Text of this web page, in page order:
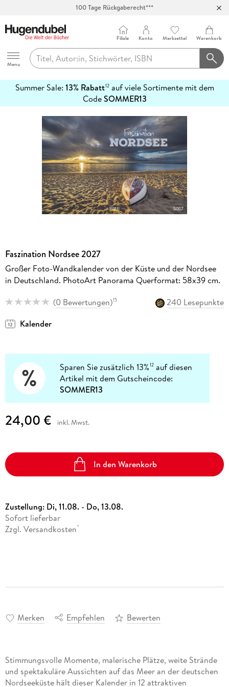
100 Tage Rückgaberecht***
Hugendubel
Menu
Filiale Konto Merkzettel Warenkorb
Summer Sale: 13% Rabatt12auf viele Sortimente mit dem
CodeSOMMER13
erfahren
Faszination Nordsee 2027
Großer Foto-Wandkalender von der Küste und der Nordsee
in Deutschland. PhotoArt Panorama Querformat: 58x39 cm.
(0 Bewertungen)15
240 Lesepunkte
Kalender
Sparen Sie zusätzlich 13%12 auf diesen
Artikel mit dem Gutscheincode:
SOMMER13
24,00 € inkl. Mwst.
In den Warenkorb
Zustellung: Di, 11.08. - Do, 13.08.
Sofort lieferbar
Zzgl. Versandkosten *
Merken Empfehlen Bewerten
Stimmungsvolle Momente, malerische Plätze, weite Strände
und spektakuläre Aussichten auf das Meer an der deutschen
Nordseeküste hält dieser Kalender in 12 attraktiven